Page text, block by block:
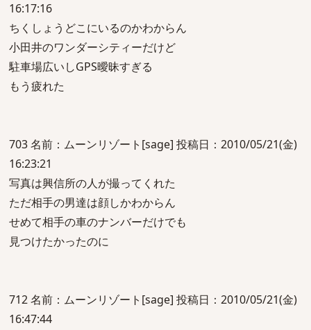
16:17:16
ちくしょうどこにいるのかわからん
小田井のワンダーシティーだけど
駐車場広いしGPS曖昧すぎる
もう疲れた
703 名前：ムーンリゾート[sage] 投稿日：2010/05/21(金)
16:23:21
写真は興信所の人が撮ってくれた
ただ相手の男達は顔しかわからん
せめて相手の車のナンバーだけでも
見つけたかったのに
712 名前：ムーンリゾート[sage] 投稿日：2010/05/21(金)
16:47:44